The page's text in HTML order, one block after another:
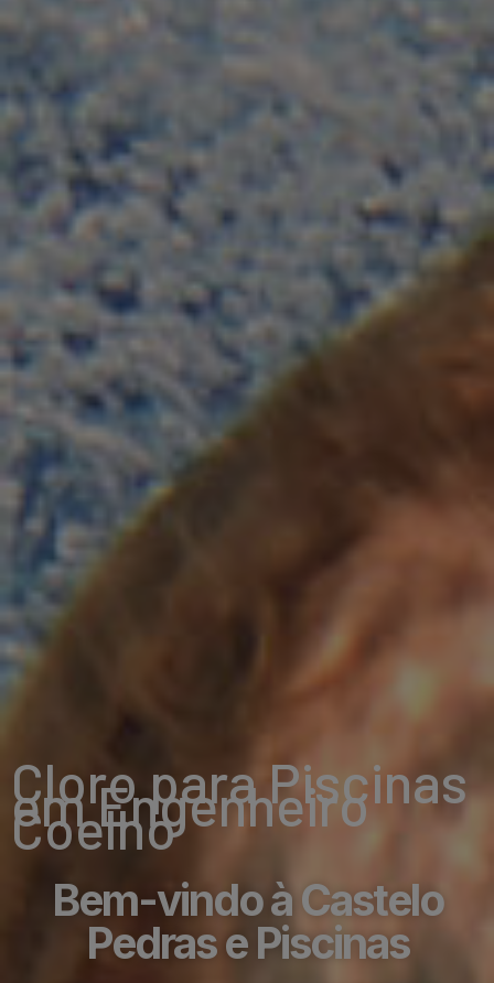
Cloro para Piscinas
em Engenheiro
Coelho
Bem-vindo à Castelo
Pedras e Piscinas